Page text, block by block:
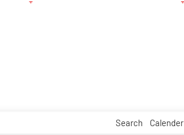
Search Calender